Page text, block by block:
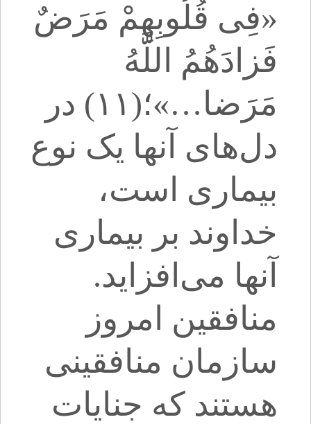
«فِی قُلُوبِهِمْ مَرَضٌ
فَزادَهُمُ اللَّهُ
مَرَضا…»؛(۱۱) در
دل‌هاى آنها یک نوع
بیمارى است،
خداوند بر بیمارى
آنها مى‌‏افزاید.
منافقین امروز
سازمان منافقینی
هستند که جنایات